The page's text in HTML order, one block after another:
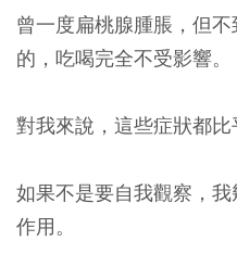
曾一度扁桃腺腫脹，但
的，吃喝完全不受影響。
對我來說，這些症狀都比
如果不是要自我觀察，
作用。